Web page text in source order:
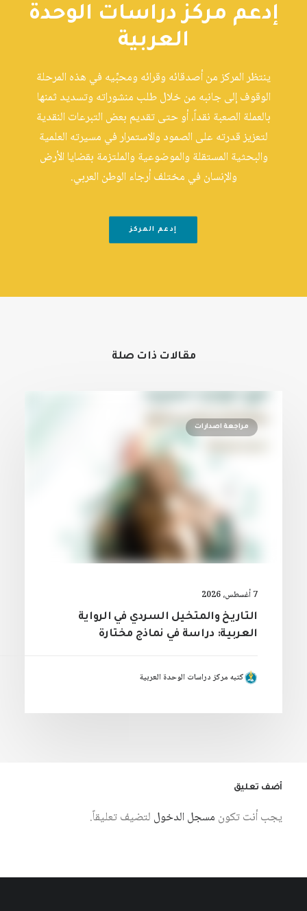
إدعم مركز دراسات الوحدة
العربية
ينتظر المركز من أصدقائه وقرائه ومحبِّيه في هذه المرحلة
الوقوف إلى جانبه من خلال طلب منشوراته وتسديد ثمنها
بالعملة الصعبة نقداً، أو حتى تقديم بعض التبرعات النقدية
لتعزيز قدرته على الصمود والاستمرار في مسيرته العلمية
والبحثية المستقلة والموضوعية والملتزمة بقضايا الأرض
والإنسان في مختلف أرجاء الوطن العربي.
إدعم المركز
مقالات ذات صلة
مراجعة اصدارات
7 أغسطس، 2026
التاريخ والمتخيل السردي في الرواية
العربية: دراسة في نماذج مختارة
كتبه مركز دراسات الوحدة العربية
أضف تعليق
يجب أنت تكون مسجل الدخول لتضيف تعليقاً.